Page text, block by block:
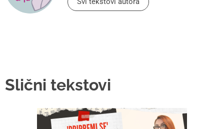
Aida Džaferović, psihologinja i predsjednica Udruženja za